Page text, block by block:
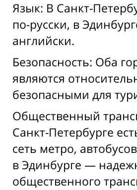
Язык: В Санкт-
по-русски, в
английски.
Безопасность: Оба
являются
безопасными для
Общественный
Санкт-Петербурге
сеть метро,
в Эдинбурге —
общественного